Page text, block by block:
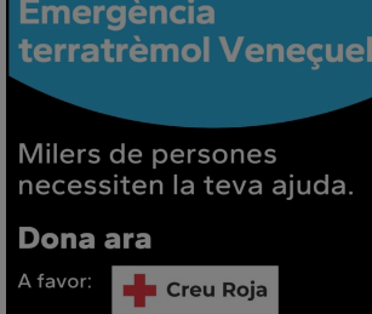
Premsa